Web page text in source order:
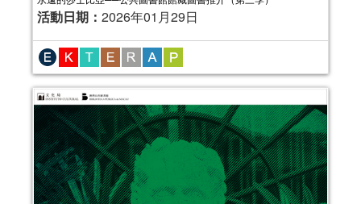
活動日期： 2026年01月29日